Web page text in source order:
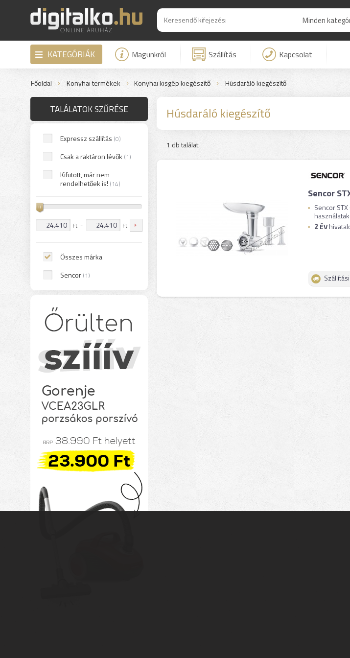
Minden
KATEGÓRIÁK Magunkról Szállítás Kapcsolat
Főoldal Konyhai termékek Konyhai kisgép kiegészítő Húsdaráló kiegészítő
TALÁLATOK SZŰRÉSE
Expressz szállítás (0)
Csak a raktáron lévők (1)
Kifutott, már nem
rendelhetőek is! (14)
Ft - Ft
Összes márka
Sencor (1)
Húsdaráló kiegészítő
1 db találat
Sencor
Sencor
2 ÉV